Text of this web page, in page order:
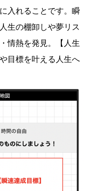
入れることです。瞬
生の棚卸しや夢リス
情熱を発見。【人生
目標を叶える人生へ